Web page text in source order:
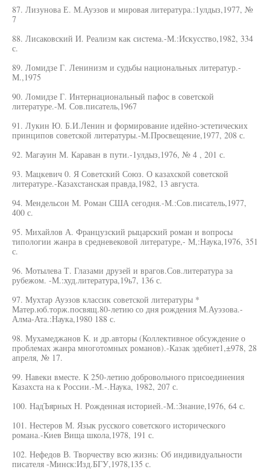
87. Лизунова Е. М.Ауэзов и мировая литература.:1улдыз,1977, №
7
88. Лисаковский И. Реализм как система.-М.:Искусство,1982, 334
с.
89. Ломидзе Г. Ленинизм и судьбы национальных литератур.-
М.,1975
90. Ломидзе Г. Интернациональный пафос в советской
литературе.-М. Сов.писатель,1967
91. Лукин Ю. Б.И.Ленин и формирование идейно-эстетических
принципов советской литературы.-М.Просвещение,1977, 208 с.
92. Магауин М. Караван в пути.-1улдыз,1976, № 4 , 201 с.
93. Мацкевич 0. Я Советский Союз. О казахской советской
литературе.-Казахстанская правда,1982, 13 августа.
94. Мендельсон М. Роман США сегодня.-М.:Сов.писатель,1977,
400 с.
95. Михайлов А. Французский рыцарский роман и вопросы
типологии жанра в средневековой литературе,- М,:Наука,1976, 351
с.
96. Мотылева Т. Глазами друзей и врагов.Сов.литература за
рубежом. -М.:худ.литература,19ь7, 136 с.
97. Мухтар Ауэзов классик советской литературы *
Матер.юб.торж.посвящ.80-летию со дня рождения М.Ауэзова.-
Алма-Ата.:Наука,1980 188 с.
98. Мухамеджанов К. и др.авторы (Коллективное обсуждение о
проблемах жанра многотомных романов).-Казак эдебиет1,±978, 28
апреля, № 17.
99. Навеки вместе. К 250-летию добровольного присоединения
Казахста на к России.-М.-.Наука, 1982, 207 с.
100. НадЪярных Н. Рожденная историей.-М.:Знание,1976, 64 с.
101. Нестеров М. Язык русского советского исторического
романа.-Киев Вища школа,1978, 191 с.
102. Нефедов В. Творчеству всю жизнь: Об индивидуальности
писателя -Минск:Изд.БГУ,1978,135 с.